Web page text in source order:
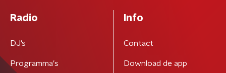
Radio
DJ’s
Programma's
Info
Contact
Download de app